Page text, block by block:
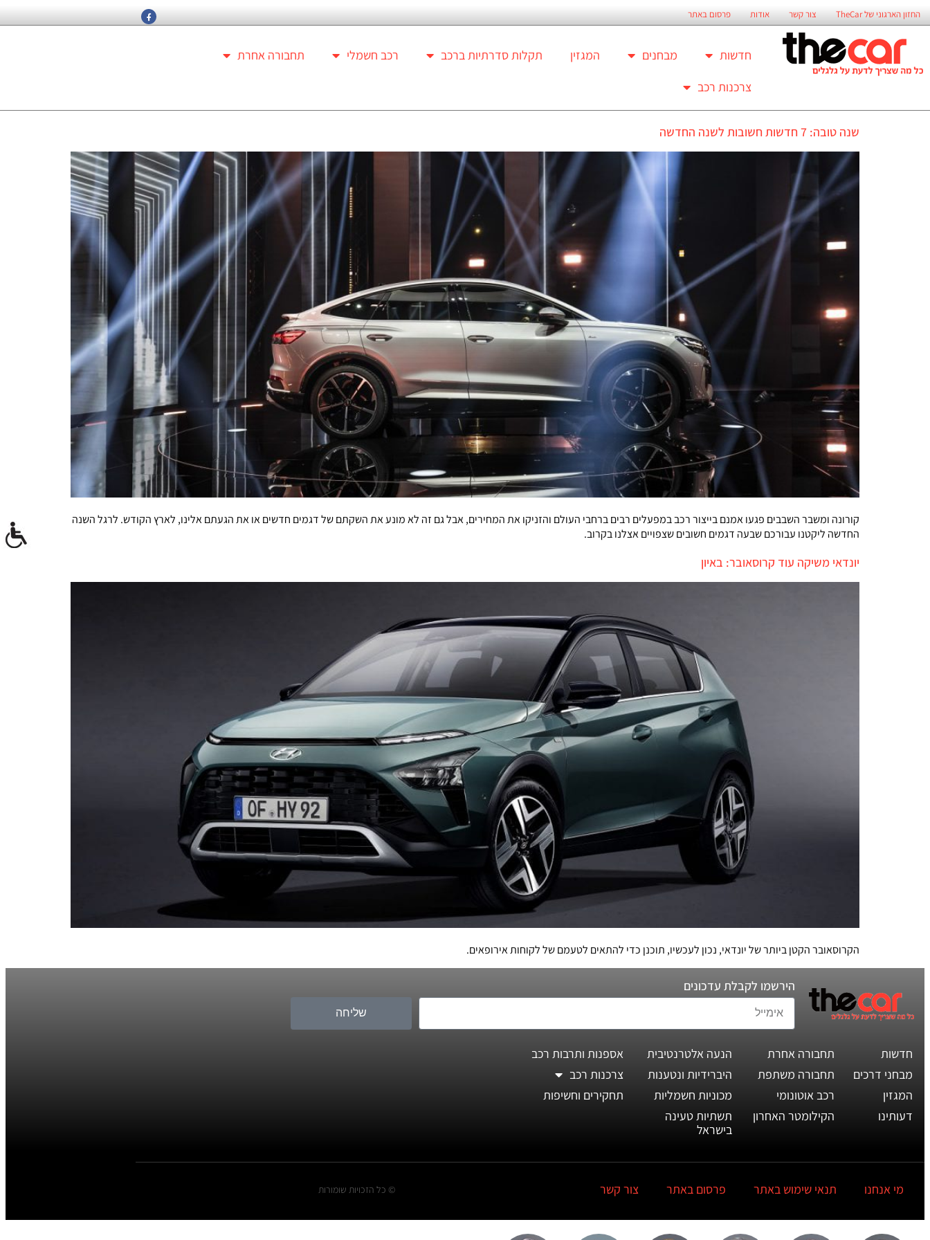
החזון הארגוני של TheCar צור קשר אודות פרסום באתר
חדשות מבחנים המגזין תקלות סדרתיות ברכב רכב חשמלי
תחבורה אחרת
צרכנות רכב
שנה טובה: 7 חדשות חשובות לשנה החדשה
קורונה ומשבר השבבים פגעו אמנם בייצור רכב במפעלים רבים ברחבי העולם והזניקו את המחירים, אבל גם זה לא מונע את השקתם של דגמים חדשים או את הגעתם אלינו, לארץ הקודש. לרגל השנה
החדשה ליקטנו עבורכם שבעה דגמים חשובים שצפויים אצלנו בקרוב.
יונדאי משיקה עוד קרוסאובר: באיון
הקרוסאובר הקטן ביותר של יונדאי, נכון לעכשיו, תוכנן כדי להתאים לטעמם של לקוחות אירופאים.
הירשמו לקבלת עדכונים
שליחה
חדשות
מבחני דרכים
המגזין
דעותינו
תחבורה אחרת
תחבורה משתפת
רכב אוטונומי
הקילומטר האחרון
הנעה אלטרנטיבית
היברידיות ונטענות
מכוניות חשמליות
תשתיות טעינה
בישראל
אספנות ותרבות רכב
צרכנות רכב
תחקירים וחשיפות
מי אנחנו תנאי שימוש באתר פרסום באתר צור קשר © כל הזכויות שומורות